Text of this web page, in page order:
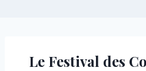
Le Festival des